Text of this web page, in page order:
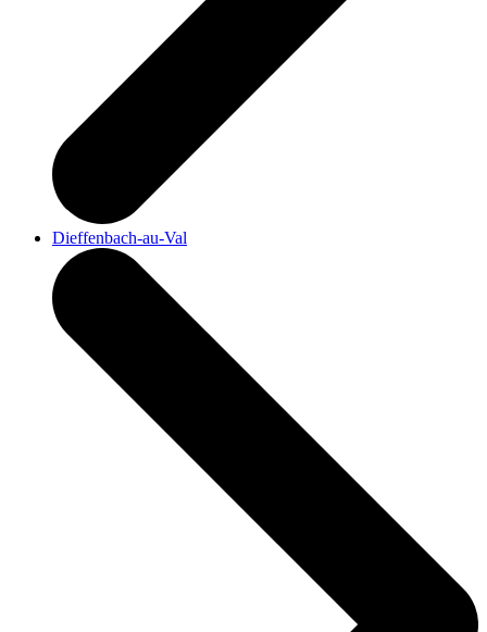
Dieffenbach-au-Val